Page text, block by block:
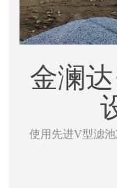
金澜
使用先进V型滤